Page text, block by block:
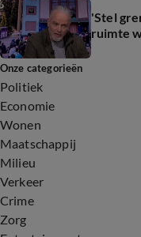
'Stel
ruimte
Onze categorieën
Politiek
Economie
Wonen
Maatschappij
Milieu
Verkeer
Crime
Zorg